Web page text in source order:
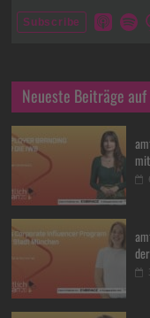
Neueste Beiträge auf